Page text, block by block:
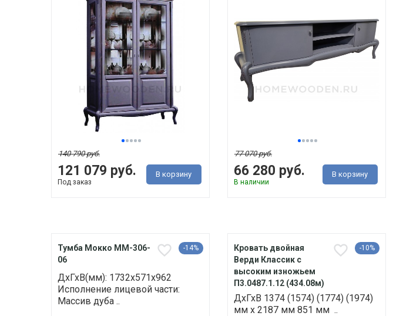
121 079 руб.
140 790 руб.
Под заказ
В корзину 66 280 руб.
77 070 руб.
В наличии
В корзину
Тумба Мокко ММ-306-
06
-14%
ДхГхВ(мм): 1732х571х962
Исполнение лицевой части:
Массив дуба ..
Кровать двойная
Верди Классик с
высоким изножьем
П3.0487.1.12 (434.08м)
-10%
ДхГхВ 1374 (1574) (1774) (1974)
мм х 2187 мм 851 мм ..